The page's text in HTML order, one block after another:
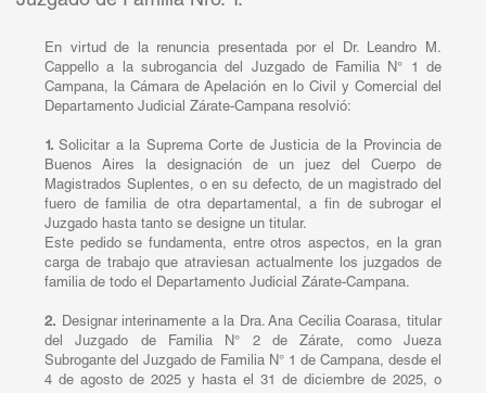
En virtud de la renuncia presentada por el Dr. Leandro M.
Cappello a la subrogancia del Juzgado de Familia N° 1 de
Campana, la Cámara de Apelación en lo Civil y Comercial del
Departamento Judicial Zárate-Campana resolvió:
1.Solicitar a la Suprema Corte de Justicia de la Provincia de
Buenos Aires la designación de un juez del Cuerpo de
Magistrados Suplentes, o en su defecto, de un magistrado del
fuero de familia de otra departamental, a fin de subrogar el
Juzgado hasta tanto se designe un titular.
Este pedido se fundamenta, entre otros aspectos, en la gran
carga de trabajo que atraviesan actualmente los juzgados de
familia de todo el Departamento Judicial Zárate-Campana.
2. Designar interinamente a la Dra. Ana Cecilia Coarasa, titular
del Juzgado de Familia N° 2 de Zárate, como Jueza
Subrogante del Juzgado de Familia N° 1 de Campana, desde el
4 de agosto de 2025 y hasta el 31 de diciembre de 2025, o